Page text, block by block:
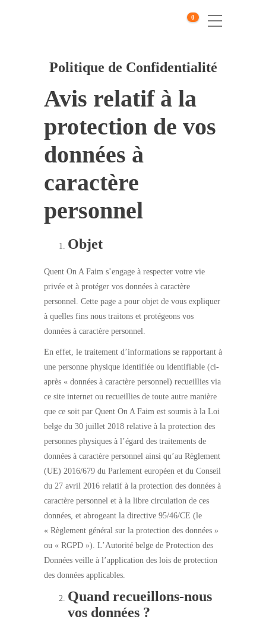
0
Politique de Confidentialité
Avis relatif à la
protection de vos
données à
caractère
personnel
Objet
Quent On A Faim s’engage à respecter votre vie
privée et à protéger vos données à caractère
personnel. Cette page a pour objet de vous expliquer
à quelles fins nous traitons et protégeons vos
données à caractère personnel.
En effet, le traitement d’informations se rapportant à
une personne physique identifiée ou identifiable (ci-
après « données à caractère personnel) recueillies via
ce site internet ou recueillies de toute autre manière
que ce soit par Quent On A Faim est soumis à la Loi
belge du 30 juillet 2018 relative à la protection des
personnes physiques à l’égard des traitements de
données à caractère personnel ainsi qu’au Règlement
(UE) 2016/679 du Parlement européen et du Conseil
du 27 avril 2016 relatif à la protection des données à
caractère personnel et à la libre circulation de ces
données, et abrogeant la directive 95/46/CE (le
« Règlement général sur la protection des données »
ou « RGPD »). L’Autorité belge de Protection des
Données veille à l’application des lois de protection
des données applicables.
Quand recueillons-nous
vos données ?